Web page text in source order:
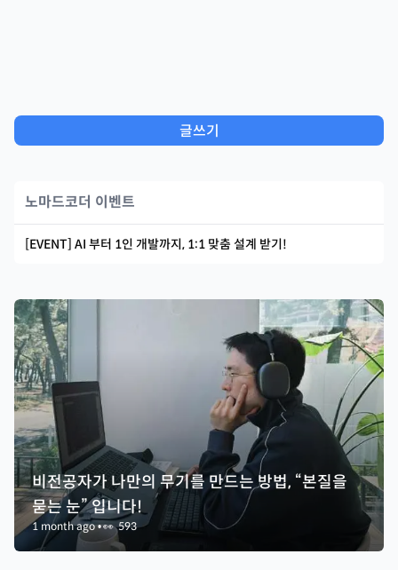
글쓰기
노마드코더 이벤트
[EVENT] AI 부터 1인 개발까지, 1:1 맞춤 설계 받기!
비전공자가 나만의 무기를 만드는 방법, “본질을
묻는 눈” 입니다!
1 month ago•👀593